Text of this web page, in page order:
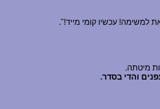
למשימה! עכשיו קומי מייד!".
מיטתה.
והדי בסדר.